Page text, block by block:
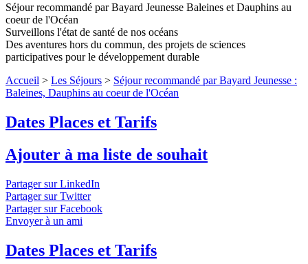
Séjour recommandé par Bayard Jeunesse Baleines et Dauphins au
coeur de l'Océan
Surveillons l'état de santé de nos océans
Des aventures hors du commun, des projets de sciences
participatives pour le développement durable
Accueil > Les Séjours > Séjour recommandé par Bayard Jeunesse :
Baleines, Dauphins au coeur de l'Océan
Dates Places et Tarifs
Ajouter à ma liste de souhait
Partager sur LinkedIn
Partager sur Twitter
Partager sur Facebook
Envoyer à un ami
Dates Places et Tarifs